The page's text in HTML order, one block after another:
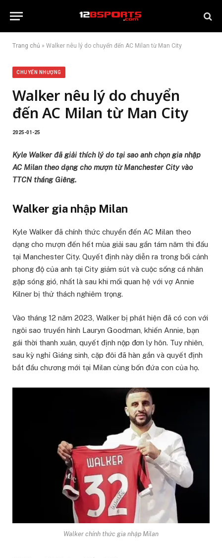
Trang chủ » Walker nêu lý do chuyển đến AC Milan từ Man City
CHUYỂN NHƯỢNG
Walker nêu lý do chuyển
đến AC Milan từ Man City
2025-01-25
Kyle Walker đã giải thích lý do tại sao anh chọn gia nhập
AC Milan theo dạng cho mượn từ Manchester City vào
TTCN tháng Giêng.
Walker gia nhập Milan
Kyle Walker đã chính thức chuyển đến AC Milan theo
dạng cho mượn đến hết mùa giải sau gần tám năm thi đấu
tại Manchester City. Quyết định này diễn ra trong bối cảnh
phong độ của anh tại City giảm sút và cuộc sống cá nhân
gặp sóng gió, nhất là sau khi mối quan hệ với vợ Annie
Kilner bị thử thách nghiêm trọng.
Vào tháng 12 năm 2023, Walker bị phát hiện đã có con với
ngôi sao truyền hình Lauryn Goodman, khiến Annie, bạn
gái thời thanh xuân, quyết định nộp đơn ly hôn. Tuy nhiên,
sau kỳ nghỉ Giáng sinh, cặp đôi đã hàn gắn và quyết định
bắt đầu chương mới tại Milan cùng bốn đứa con của họ.
Walker chính thức gia nhập Milan